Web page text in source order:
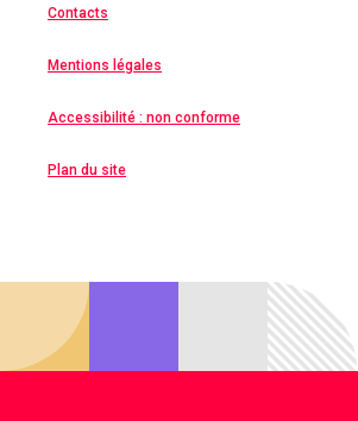
Contacts
Mentions légales
Accessibilité : non conforme
Plan du site